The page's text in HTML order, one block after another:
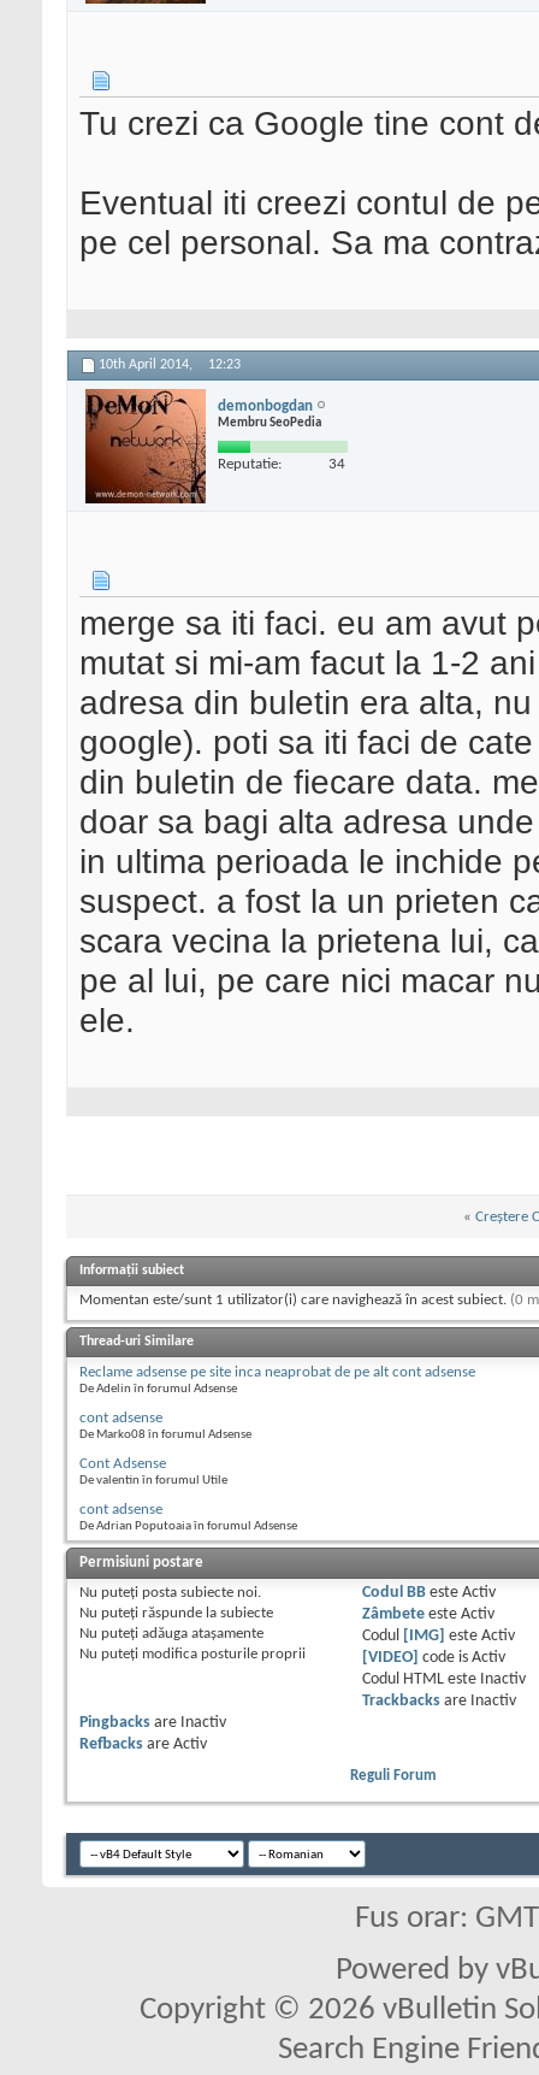
Tu crezi ca Google tine cont
Eventual iti creezi contul de
pe cel personal. Sa ma
10th April 2014, 12:23
demonbogdan
Membru SeoPedia
Reputatie: 34
merge sa iti faci. eu am avut
mutat si mi-am facut la 1-2
adresa din buletin era alta,
google). poti sa iti faci de
din buletin de fiecare data.
doar sa bagi alta adresa
in ultima perioada le inchide
suspect. a fost la un prieten
scara vecina la prietena lui,
pe al lui, pe care nici macar
ele.
« Creștere
Informații subiect
Momentan este/sunt 1 utilizator(i) care navighează în acest subiect. (0
Thread-uri Similare
Reclame adsense pe site inca neaprobat de pe alt cont adsense
De Adelin în forumul Adsense
cont adsense
De Marko08 în forumul Adsense
Cont Adsense
De valentin în forumul Utile
cont adsense
De Adrian Poputoaia în forumul Adsense
Permisiuni postare
Nu puteţi posta subiecte noi.
Nu puteţi răspunde la subiecte
Nu puteţi adăuga ataşamente
Nu puteţi modifica posturile proprii
Codul BBeste Activ
Zâmbeteeste Activ
Codul
[IMG] este Activ
[VIDEO] code is Activ
Codul HTML este
Inactiv
Trackbacksare
Inactiv
Pingbacks are
Inactiv
Refbacks are Activ
Reguli Forum
Fus orar:
Powered by
Copyright © 2026 vBulletin
Search Engine